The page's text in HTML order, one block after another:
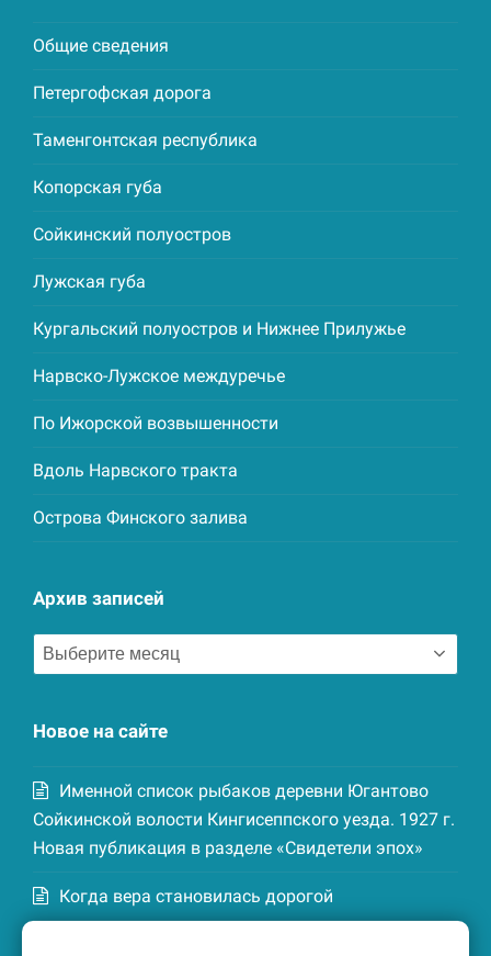
Общие сведения
Петергофская дорога
Таменгонтская республика
Копорская губа
Сойкинский полуостров
Лужская губа
Кургальский полуостров и Нижнее Прилужье
Нарвско-Лужское междуречье
По Ижорской возвышенности
Вдоль Нарвского тракта
Острова Финского залива
Архив записей
Архив
записей
Новое на сайте
Именной список рыбаков деревни Югантово
Сойкинской волости Кингисеппского уезда. 1927 г.
Новая публикация в разделе «Свидетели эпох»
Когда вера становилась дорогой